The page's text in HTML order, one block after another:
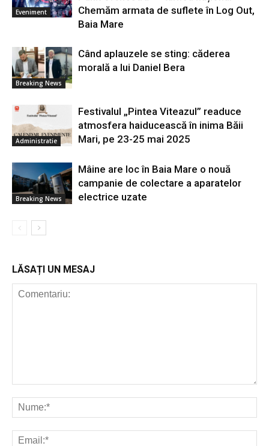
Eveniment
Chemăm armata de suflete în Log Out,
Baia Mare
Breaking News
Când aplauzele se sting: căderea
morală a lui Daniel Bera
Administratie
Festivalul „Pintea Viteazul” readuce
atmosfera haiducească în inima Băii
Mari, pe 23-25 mai 2025
Breaking News
Mâine are loc în Baia Mare o nouă
campanie de colectare a aparatelor
electrice uzate
LĂSAȚI UN MESAJ